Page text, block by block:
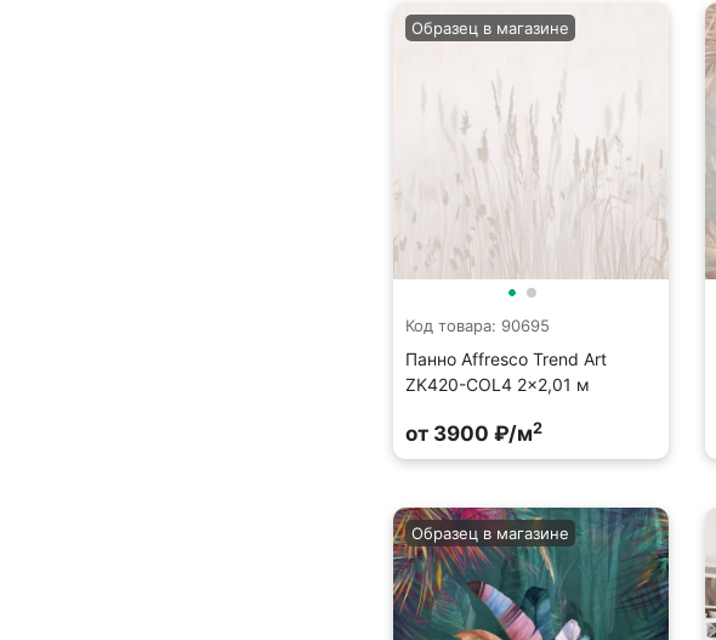
Код товара: 90695
Панно Affresco Trend Art
ZK420-COL4 2x2,01 м
Образец в магазине
от 3900 ₽/м2
Образец в магазине